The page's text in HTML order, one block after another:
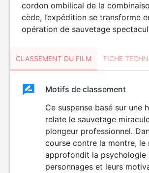
cordon ombilical de la
cède, l’expédition se transforme
opération de sauvetage
CLASSEMENT DU FILM FICHE
ClassementClassement
Motifs de classement
Ce suspense basé sur une
relate le sauvetage
plongeur professionnel.
course contre la montre, le
approfondit la psychologie
personnages et leurs